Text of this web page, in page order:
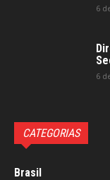
6
6
CATEGORIAS
Brasil